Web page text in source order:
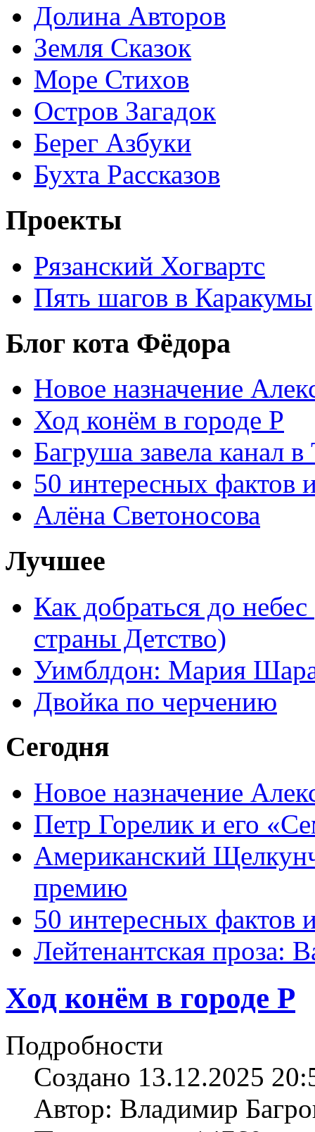
Долина Авторов
Земля Сказок
Море Стихов
Остров Загадок
Берег Азбуки
Бухта Рассказов
Проекты
Рязанский Хогвартс
Пять шагов в Каракумы
Блог кота Фёдора
Новое назначение
Ход конём в городе Р
Багруша завела канал в
50 интересных фактов
Алёна Светоносова
Лучшее
Как добраться до
страны Детство)
Уимблдон: Мария
Двойка по черчению
Сегодня
Новое назначение
Петр Горелик и его
Американский
премию
50 интересных фактов
Лейтенантская проза:
Ход конём в городе Р
Подробности
Создано 13.12.2025
Автор: Владимир